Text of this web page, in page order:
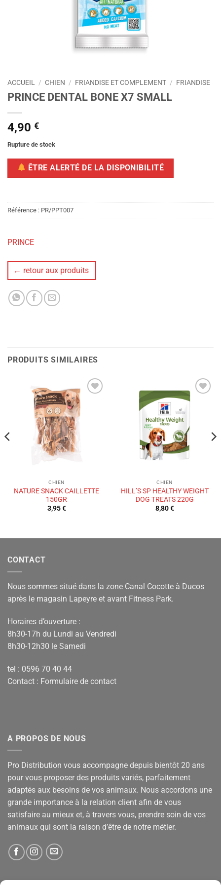
ACCUEIL / CHIEN / FRIANDISE ET COMPLEMENT / FRIANDISE
PRINCE DENTAL BONE X7 SMALL
4,90 €
Rupture de stock
ÊTRE ALERTÉ DE LA DISPONIBILITÉ
Référence : PR/PPT007
PRINCE
← retour aux produits
PRODUITS SIMILAIRES
Ajouter
à la liste
CHIEN
NATURE SNACK CAILLETTE
150GR
3,95€
Ajouter
CHIEN
HILL’S SP HEALTHY WEIGHT
DOG TREATS 220G
8,80€
CONTACT
Nous sommes situé dans la zone Canal Cocotte à Ducos
après le magasin Lapeyre et avant Fitness Park.
Horaires d’ouverture :
8h30-17h du Lundi au Vendredi
8h30-12h30 le Samedi
tel : 0596 70 40 44
Contact : Formulaire de contact
A PROPOS DE NOUS
Pro Distribution vous accompagne depuis bientôt 20 ans
pour vous proposer des produits variés, parfaitement
adaptés aux besoins de vos animaux. Nous accordons une
grande importance à la relation client afin de vous
satisfaire au mieux et, à travers vous, prendre soin de vos
animaux qui sont la raison d’être de notre métier.